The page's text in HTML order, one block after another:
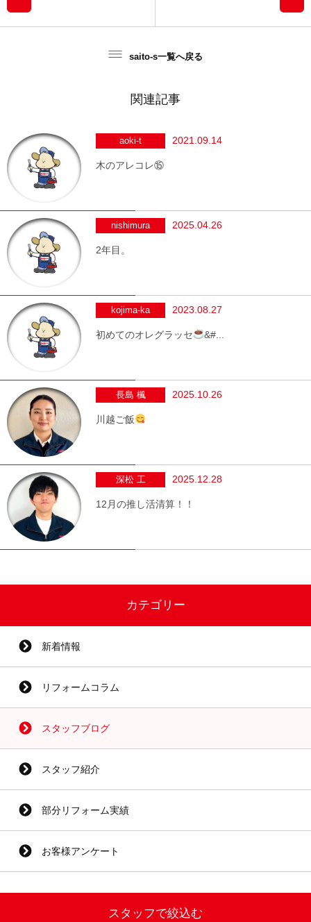
saito-s一覧へ戻る
関連記事
aoki-t 2021.09.14
木のアレコレ⑮
nishimura 2025.04.26
2年目。
kojima-ka 2023.08.27
初めてのオレグラッセ &#...
長島 楓 2025.10.26
川越ご飯
深松 工 2025.12.28
12月の推し活清算！！
カテゴリー
新着情報
リフォームコラム
スタッフブログ
スタッフ紹介
部分リフォーム実績
お客様アンケート
スタッフで絞込む